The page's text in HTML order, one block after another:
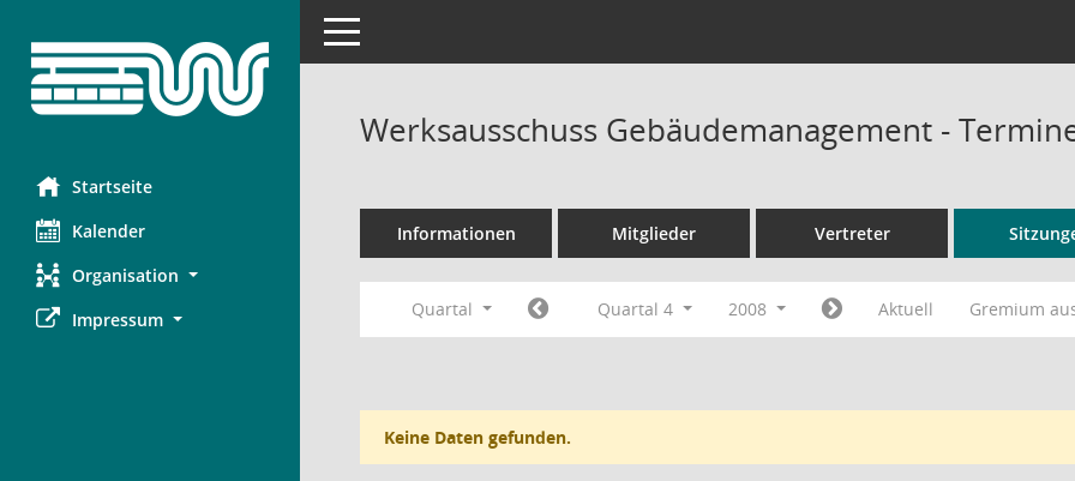
Startseite
Kalender
Organisation
Impressum
Toggle navigation
Werksausschuss Gebäudemanagement -
Informationen Mitglieder Vertreter
Quartal Quartal 4 2008 Aktuell Gremium
Keine Daten gefunden.